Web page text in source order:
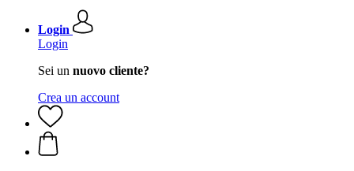
Login
Login
Sei un nuovo cliente?
Crea un account